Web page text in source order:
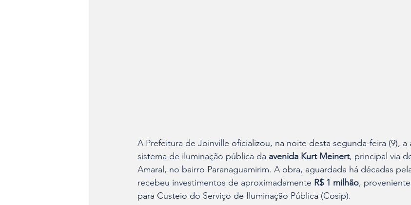
A Prefeitura de Joinville oficializou, na noite desta segunda-feira (9), a
sistema de iluminação pública da avenida Kurt Meinert, principal via
Amaral, no bairro Paranaguamirim. A obra, aguardada há décadas
recebeu investimentos de aproximadamente R$ 1 milhão,
para Custeio do Serviço de Iluminação Pública (Cosip).